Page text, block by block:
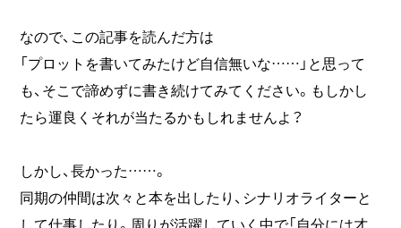
なので、この記事を読んだ方は
「プロットを書いてみたけど自信無いな……」と思って
も、そこで諦めずに書き続けてみてください。もしかし
たら運良くそれが当たるかもしれませんよ？
しかし、長かった……。
同期の仲間は次々と本を出したり、シナリオライターと
して仕事したり。周りが活躍していく中で「自分には才